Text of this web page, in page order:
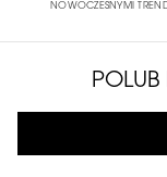
NOWOCZESNYMI